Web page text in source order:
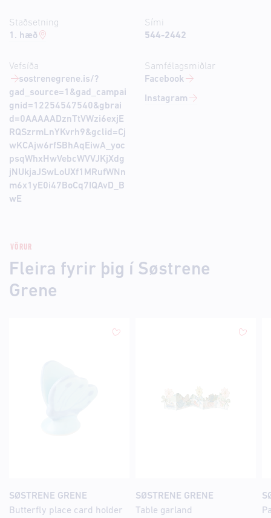
Staðsetning
1. hæð
Vefsíða
sostrenegrene.is/?
gad_source=1&gad_campai
gnid=12254547540&gbrai
d=0AAAAADznTtVWzi6exjE
RQSzrmLnYKvrh9&gclid=Cj
wKCAjw6rfSBhAqEiwA_yoc
psqWhxHwVebcWVVJKjXdg
jNUkjaJSwLoUXf1MRufWNn
m6x1yE0i47BoCq7IQAvD_B
wE
Sími
544-2442
Samfélagsmiðlar
Facebook
Instagram
VÖRUR
Fleira fyrir þig í Søstrene
Grene
SØSTRENE GRENE
Butterfly place card holder
SØSTRENE GRENE
Table garland